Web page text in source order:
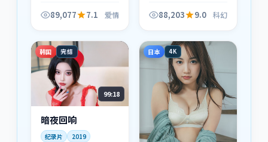
89,077 7.1 爱情
人」：每场戏都像在给
88,203 9.0 科幻
韩国 完结
99:18
暗夜回响
纪录片 2019
日本 4K